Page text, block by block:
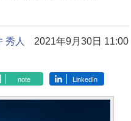
秀人 2021年9月30日 11:00
note LinkedIn